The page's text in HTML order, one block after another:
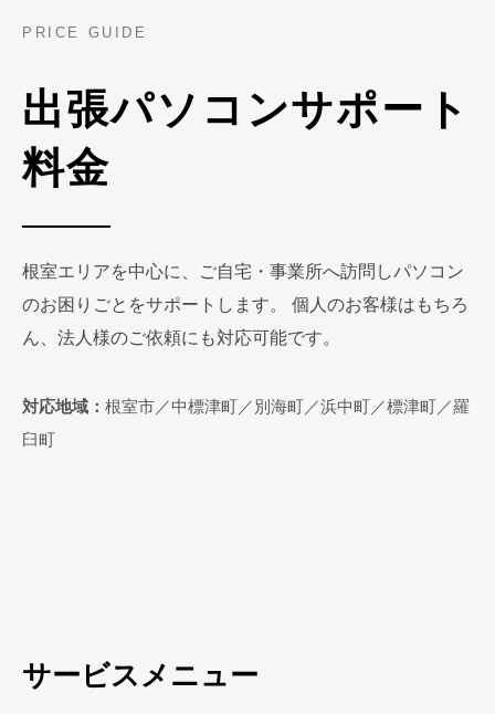
PRICE GUIDE
出張パソコンサポート
料金
根室エリアを中心に、ご自宅・事業所へ訪問しパソコン
のお困りごとをサポートします。 個人のお客様はもちろ
ん、法人様のご依頼にも対応可能です。
対応地域： 根室市／中標津町／別海町／浜中町／標津町／羅
臼町
サービスメニュー